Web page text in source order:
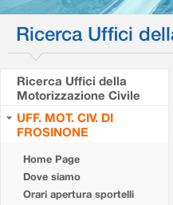
Ricerca Uffici
Ricerca Uffici della
Motorizzazione Civile
UFF. MOT. CIV. DI
FROSINONE
Home Page
Dove siamo
Orari apertura sportelli